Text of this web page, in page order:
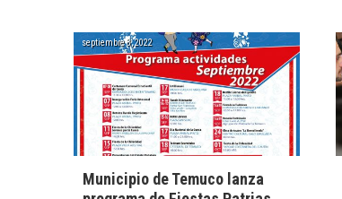
septiembre 8, 2022
Municipio de Temuco lanza